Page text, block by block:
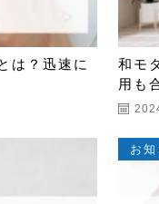
は？迅速に
和モ
用も
お